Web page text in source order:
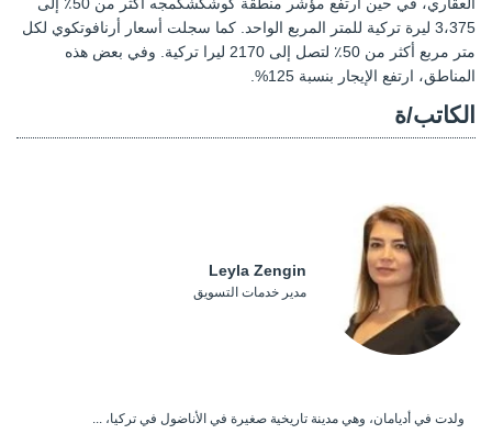
3،375 ليرة تركية للمتر المربع الواحد. كما سجلت أسعار أرنافوتكوي لكل
متر مربع أكثر من 50٪ لتصل إلى 2170 ليرا تركية. وفي بعض هذه
المناطق، ارتفع الإيجار بنسبة 125%.
الكاتب/ة
Leyla Zengin
مدير خدمات التسويق
ولدت في أديامان، وهي مدينة تاريخية صغيرة في الأناضول في تركيا، ...